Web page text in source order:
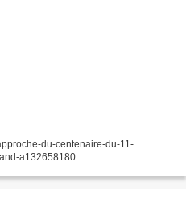
du-centenaire-du-11-
a132658180